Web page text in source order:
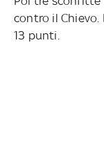
contro il Chievo.
13 punti.